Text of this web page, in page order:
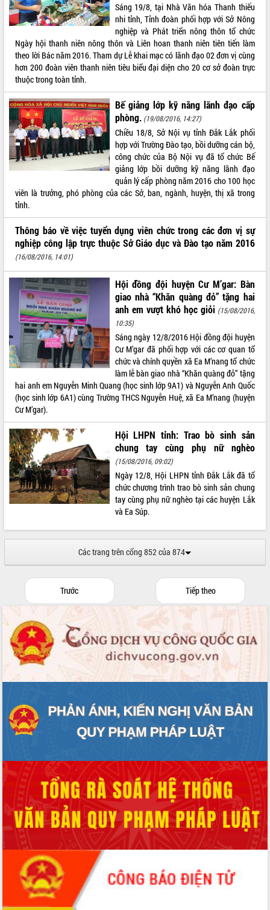
LIÊN KẾT WEB
THỐNG KÊ TRUY CẬP
Hôm nay: 276
Tất cả: 66085944
Sáng 19/8, tại Nhà Văn hóa Thanh thiếu
nhi tỉnh, Tỉnh đoàn phối hợp với Sở Nông
nghiệp và Phát triển nông thôn tổ chức
Ngày hội thanh niên nông thôn và Liên hoan thanh niên tiên tiến làm
theo lời Bác năm 2016. Tham dự Lễ khai mạc có lãnh đạo 02 đơn vị cùng
hơn 200 đoàn viên thanh niên tiêu biểu đại diện cho 20 cơ sở đoàn trực
thuộc trong toàn tỉnh.
Bế giảng lớp kỹ năng lãnh đạo cấp
phòng. (19/08/2016, 14:27)
Chiều 18/8, Sở Nội vụ tỉnh Đắk Lắk phối
hợp với Trường Đào tạo, bồi dưỡng cán bộ,
công chức của Bộ Nội vụ đã tổ chức Bế
giảng lớp bồi dưỡng kỹ năng lãnh đạo
quản lý cấp phòng năm 2016 cho 100 học
viên là trưởng, phó phòng của các Sở, ban, ngành, huyện, thị xã trong
tỉnh.
Thông báo về việc tuyển dụng viên chức trong các đơn vị sự
nghiệp công lập trực thuộc Sở Giáo dục và Đào tạo năm 2016
(16/08/2016, 14:01)
Hội đồng đội huyện Cư M’gar: Bàn
giao nhà “Khăn quàng đỏ” tặng hai
anh em vượt khó học giỏi (15/08/2016,
10:35)
Sáng ngày 12/8/2016 Hội đồng đội huyện
Cư M’gar đã phối hợp với các cơ quan tổ
chức và chính quyền xã Ea M’nang tổ chức
làm lễ bàn giao nhà “Khăn quàng đỏ” tặng
hai anh em Nguyễn Minh Quang (học sinh lớp 9A1) và Nguyễn Anh Quốc
(học sinh lớp 6A1) cùng Trường THCS Nguyễn Huệ, xã Ea M’nang (huyện
Cư M’gar).
Hội LHPN tỉnh: Trao bò sinh sản
chung tay cùng phụ nữ nghèo
(15/08/2016, 09:02)
Ngày 12/8, Hội LHPN tỉnh Đắk Lắk đã tổ
chức chương trình trao bò sinh sản chung
tay cùng phụ nữ nghèo tại các huyện Lắk
và Ea Súp.
Các trang trên cổng 852 của 874
Trước Tiếp theo